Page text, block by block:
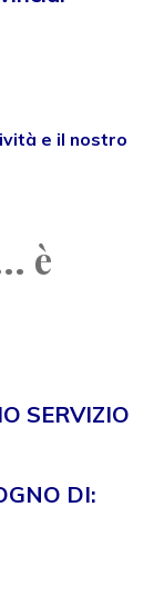
e il nostro
è
SERVIZIO
DI: